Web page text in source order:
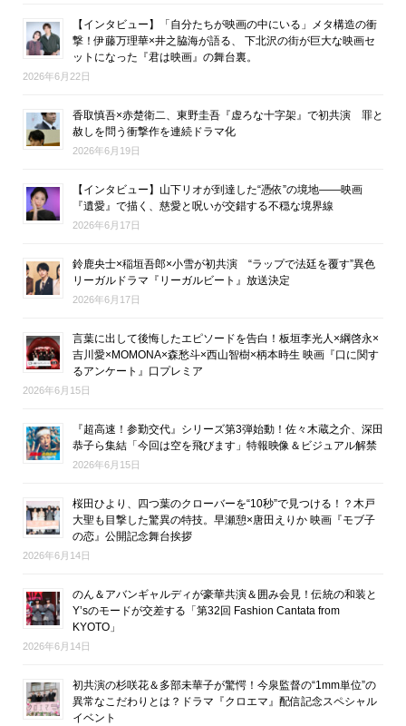
【インタビュー】「自分たちが映画の中にいる」メタ構造の衝
撃！伊藤万理華×井之脇海が語る、 下北沢の街が巨大な映画セ
ットになった『君は映画』の舞台裏。
2026年6月22日
香取慎吾×赤楚衛二、東野圭吾『虚ろな十字架』で初共演 罪と
赦しを問う衝撃作を連続ドラマ化
2026年6月19日
【インタビュー】山下リオが到達した“憑依”の境地――映画
『遺愛』で描く、慈愛と呪いが交錯する不穏な境界線
2026年6月17日
鈴鹿央士×稲垣吾郎×小雪が初共演 “ラップで法廷を覆す”異色
リーガルドラマ『リーガルビート』放送決定
2026年6月17日
言葉に出して後悔したエピソードを告白！板垣李光人×綱啓永×
吉川愛×MOMONA×森愁斗×西山智樹×柄本時生 映画『口に関す
るアンケート』口プレミア
2026年6月15日
『超高速！参勤交代』シリーズ第3弾始動！佐々木蔵之介、深田
恭子ら集結「今回は空を飛びます」特報映像＆ビジュアル解禁
2026年6月15日
桜田ひより、四つ葉のクローバーを“10秒”で見つける！？木戸
大聖も目撃した驚異の特技。早瀬憩×唐田えりか 映画『モブ子
の恋』公開記念舞台挨拶
2026年6月14日
のん＆アバンギャルディが豪華共演＆囲み会見！伝統の和装と
Y’sのモードが交差する「第32回 Fashion Cantata from
KYOTO」
2026年6月14日
初共演の杉咲花＆多部未華子が驚愕！今泉監督の“1mm単位”の
異常なこだわりとは？ドラマ『クロエマ』配信記念スペシャル
イベント